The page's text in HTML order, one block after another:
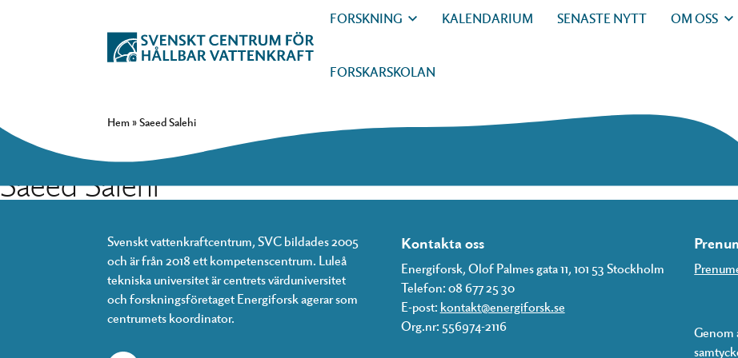
FORSKNING KALENDARIUM SENASTE NYTT OM OSS
FORSKARSKOLAN
Hem»Saeed Salehi
Saeed Salehi
Svenskt vattenkraftcentrum, SVC bildades 2005
och är från 2018 ett kompetenscentrum. Luleå
tekniska universitet är centrets värduniversitet
och forskningsföretaget Energiforsk agerar som
centrumets koordinator.
Kontakta oss
Energiforsk, Olof Palmes gata 11, 101 53 Stockholm
Telefon: 08 677 25 30
E-post: kontakt@energiforsk.se
Org.nr: 556974-2116
Genom